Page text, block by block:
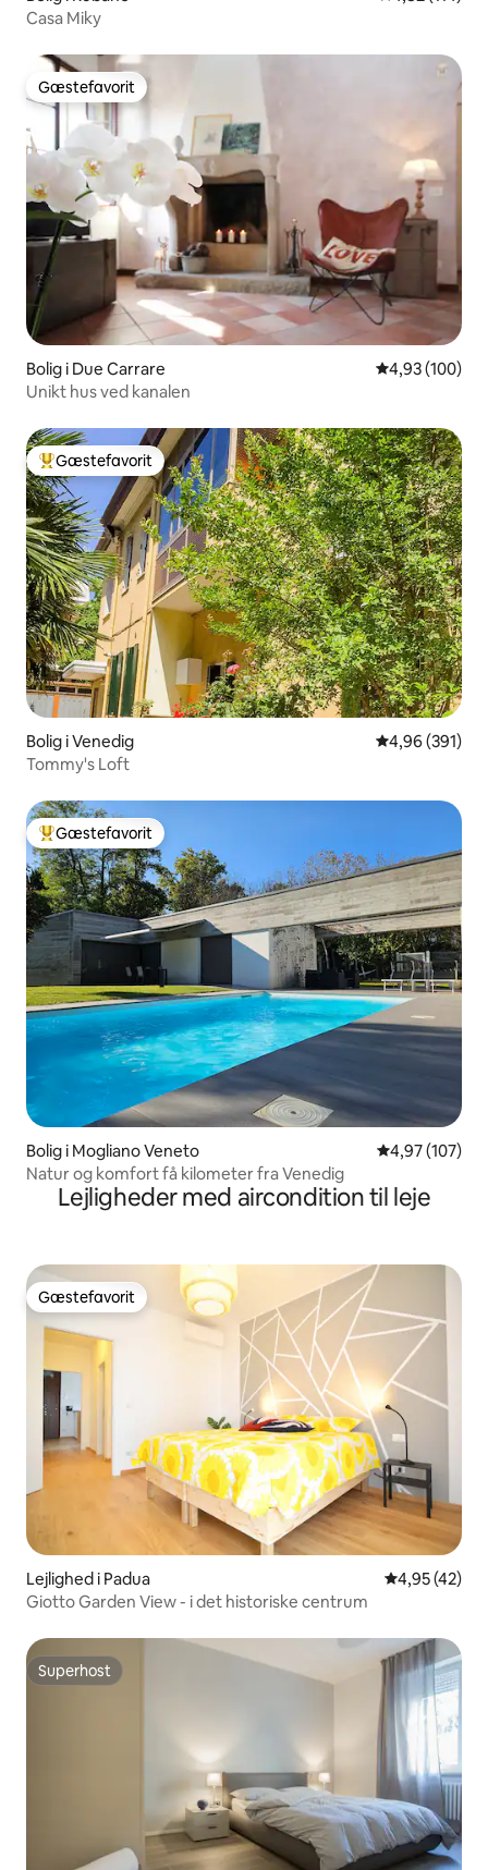
Casa Miky
Gæstefavorit
Gæstefavorit
Bolig i Due Carrare 4,93 ud af 5 i
4,93 (100)
Unikt hus ved kanalen
Bedste gæstefavorit
Gæstefavorit
Bolig i Venedig 4,96 ud af 5 i
4,96 (391)
Tommy's Loft
Bedste gæstefavorit
Gæstefavorit
Bolig i Mogliano Veneto 4,97 ud af 5 i
4,97 (107)
Natur og komfort få kilometer fra Venedig
Lejligheder med aircondition til leje
Gæstefavorit
Gæstefavorit
Lejlighed i Padua 4,95 ud af 5 i
4,95 (42)
Giotto Garden View - i det historiske centrum
Superhost
Superhost